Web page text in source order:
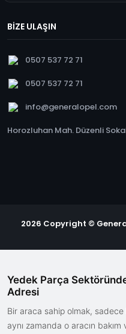
BİZE ULAŞIN
0507 537 72 71
0507 537 72 71
info@generalopel.com
Horozluhan Mah. Düzenli
2026 Copyright ©
Yedek Parça
Adresi
Bir araca sahip olmak,
aynı zamanda o aracın